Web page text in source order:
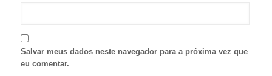
Salvar meus dados neste navegador para a próxima vez que
eu comentar.